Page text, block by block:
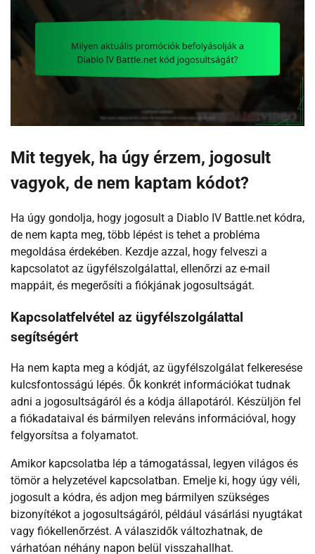
Mit tegyek, ha úgy érzem, jogosult
vagyok, de nem kaptam kódot?
Ha úgy gondolja, hogy jogosult a Diablo IV Battle.net kódra,
de nem kapta meg, több lépést is tehet a probléma
megoldása érdekében. Kezdje azzal, hogy felveszi a
kapcsolatot az ügyfélszolgálattal, ellenőrzi az e-mail
mappáit, és megerősíti a fiókjának jogosultságát.
Kapcsolatfelvétel az ügyfélszolgálattal
segítségért
Ha nem kapta meg a kódját, az ügyfélszolgálat felkeresése
kulcsfontosságú lépés. Ők konkrét információkat tudnak
adni a jogosultságáról és a kódja állapotáról. Készüljön fel
a fiókadataival és bármilyen releváns információval, hogy
felgyorsítsa a folyamatot.
Amikor kapcsolatba lép a támogatással, legyen világos és
tömör a helyzetével kapcsolatban. Emelje ki, hogy úgy véli,
jogosult a kódra, és adjon meg bármilyen szükséges
bizonyítékot a jogosultságáról, például vásárlási nyugtákat
vagy fiókellenőrzést. A válaszidők változhatnak, de
várhatóan néhány napon belül visszahallhat.